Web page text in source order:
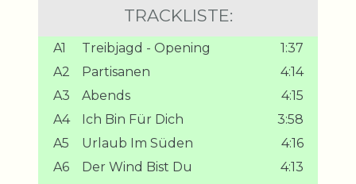
TRACKLISTE:
A1 Treibjagd - Opening
1:37
A2
Partisanen
4:14
A3
Abends
4:15
A4
Ich Bin Für Dich
3:58
A5
Urlaub Im Süden
4:16
A6
Der Wind Bist Du
4:13